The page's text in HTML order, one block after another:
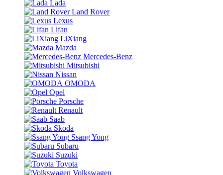
Lada
Land Rover
Lexus
Lifan
LiXiang
Mazda
Mercedes-Benz
Mitsubishi
Nissan
OMODA
Opel
Porsche
Renault
Saab
Skoda
Ssang Yong
Subaru
Suzuki
Toyota
Volkswagen